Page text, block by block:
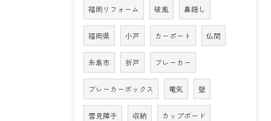
福岡リフォーム 破風 鼻隠し
福岡県 小戸 カーポート 仏間
糸島市 折戸 ブレーカー
ブレーカーボックス 電気 壁
雪見障子 収納 カップボード